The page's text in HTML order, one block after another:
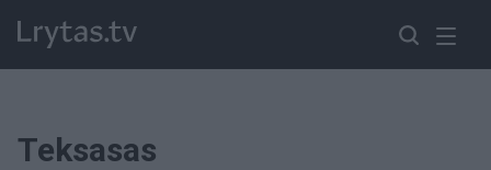
Teksasas